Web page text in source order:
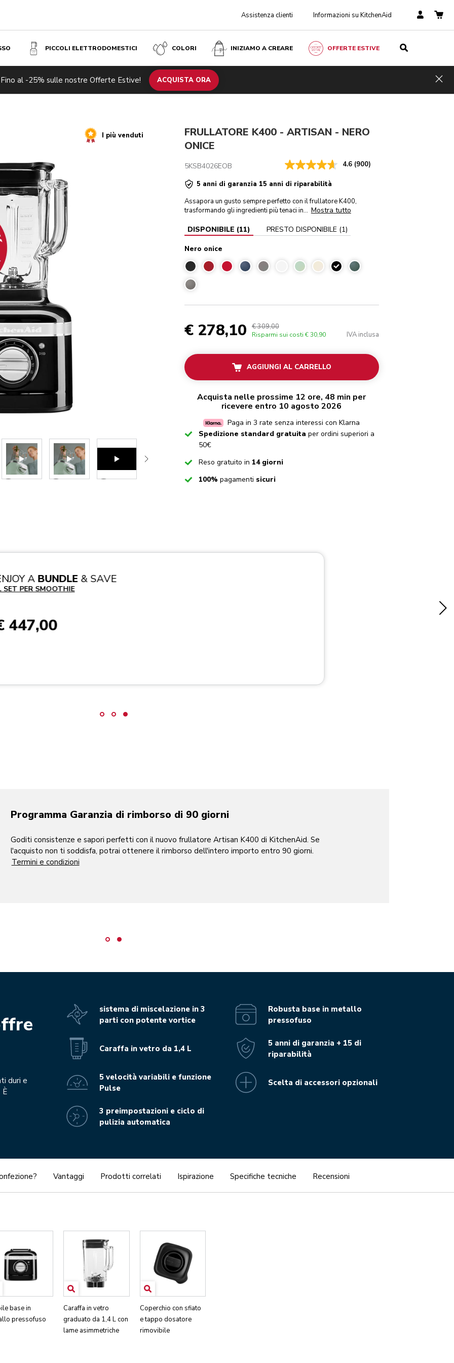
Assistenza clienti Informazioni su KitchenAid
PICCOLI ELETTRODOMESTICI COLORI INIZIAMO A CREARE OFFERTE ESTIVE
Fino al -25% sulle nostre Offerte Estive! ACQUISTA ORA
correlati Ispirazione Specifiche tecniche Recensioni
I più venduti
FRULLATORE K400 - ARTISAN - NERO
ONICE
5KSB4026EOB 4.6 (900)
5 anni di garanzia 15 anni di riparabilità
Assapora un gusto sempre perfetto con il frullatore K400,
trasformando gli ingredienti più tenaci in... Mostra tutto
DISPONIBILE (11) PRESTO DISPONIBILE (1)
Nero onice
Nero onice
€ 278,10 € 309,00
Risparmi sui costi € 30,90 IVA inclusa
AGGIUNGI AL CARRELLO
Acquista nelle prossime 12 ore, 48 min per
ricevere entro 10 agosto 2026
Paga in 3 rate senza interessi con Klarna
CheckedSpedizione standard gratuita per ordini superiori a
50€
CheckedReso gratuito in 14 giorni
Checked
100% pagamenti sicuri
A BUNDLE & SAVE
SET PER SMOOTHIE
447,00
Programma Garanzia di rimborso di 90 giorni
Goditi consistenze e sapori perfetti con il nuovo frullatore Artisan K400 di KitchenAid. Se
l'acquisto non ti soddisfa, potrai ottenere il rimborso dell'intero importo entro 90 giorni.
Termini e condizioni
duri e
È
sistema di miscelazione in 3
parti con potente vortice
Caraffa in vetro da 1,4 L
5 velocità variabili e funzione
Pulse
3 preimpostazioni e ciclo di
pulizia automatica
Robusta base in metallo
pressofuso
5 anni di garanzia + 15 di
riparabilità
Scelta di accessori opzionali
Vantaggi Prodotti correlati Ispirazione Specifiche tecniche Recensioni
base in
pressofuso
Caraffa in vetro
graduato da 1,4 L con
lame asimmetriche
Coperchio con sfiato
e tappo dosatore
rimovibile